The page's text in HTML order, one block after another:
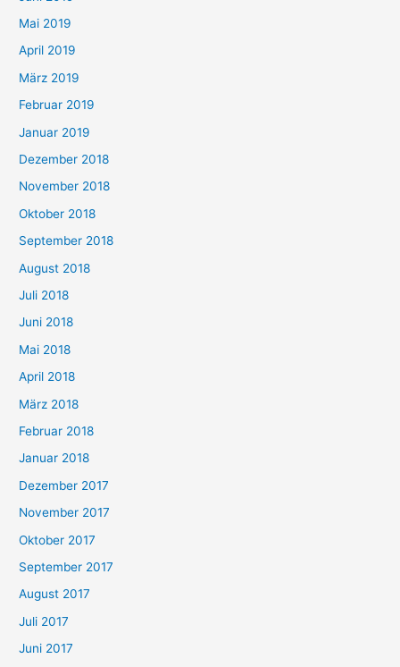
Mai 2019
April 2019
März 2019
Februar 2019
Januar 2019
Dezember 2018
November 2018
Oktober 2018
September 2018
August 2018
Juli 2018
Juni 2018
Mai 2018
April 2018
März 2018
Februar 2018
Januar 2018
Dezember 2017
November 2017
Oktober 2017
September 2017
August 2017
Juli 2017
Juni 2017